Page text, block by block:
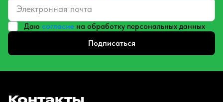
Даю согласие на обработку персональных данных
Подписаться